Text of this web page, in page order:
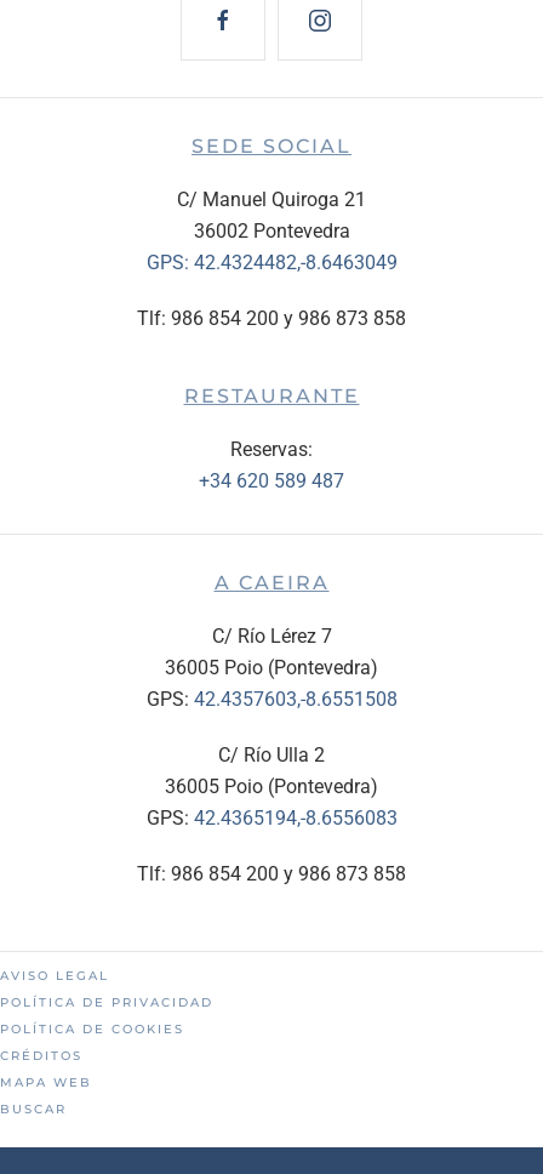
SEDE SOCIAL
C/ Manuel Quiroga 21
36002 Pontevedra
GPS: 42.4324482,-8.6463049
Tlf: 986 854 200 y 986 873 858
RESTAURANTE
Reservas:
+34 620 589 487
A CAEIRA
C/ Río Lérez 7
36005 Poio (Pontevedra)
GPS: 42.4357603,-8.6551508
C/ Río Ulla 2
36005 Poio (Pontevedra)
GPS: 42.4365194,-8.6556083
Tlf: 986 854 200 y 986 873 858
AVISO LEGAL
POLÍTICA DE PRIVACIDAD
POLÍTICA DE COOKIES
CRÉDITOS
MAPA WEB
BUSCAR